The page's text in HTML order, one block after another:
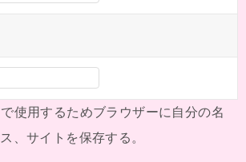
使用するためブラウザーに自分の名
、サイトを保存する。